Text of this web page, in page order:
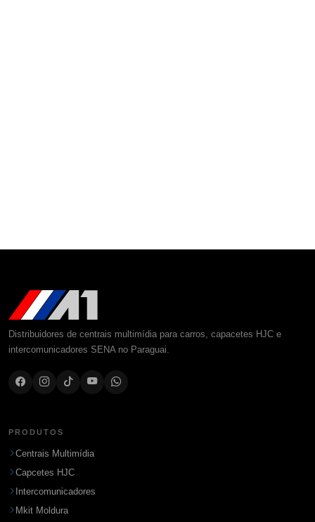
Distribuidores de centrais multimídia para carros, capacetes HJC e
intercomunicadores SENA no Paraguai.
PRODUTOS
Centrais Multimídia
Capcetes HJC
Intercomunicadores
Mkit Moldura